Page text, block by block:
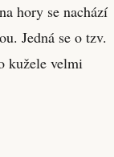
hory se nachází
Jedná se o tzv.
kužele velmi